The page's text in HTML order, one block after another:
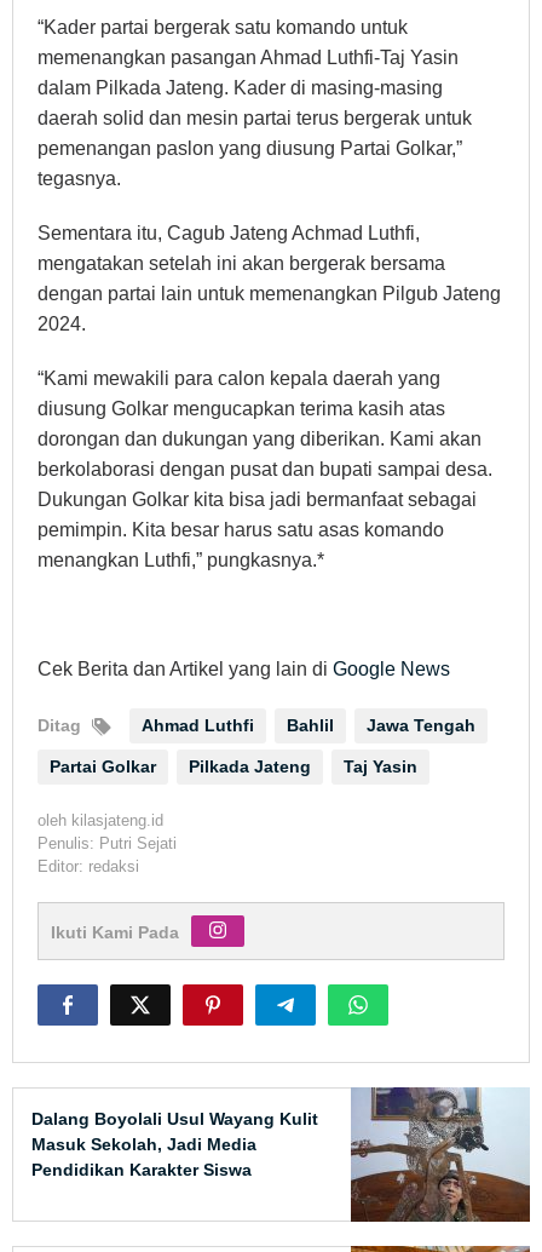
“Kader partai bergerak satu komando untuk
memenangkan pasangan Ahmad Luthfi-Taj Yasin
dalam Pilkada Jateng. Kader di masing-masing
daerah solid dan mesin partai terus bergerak untuk
pemenangan paslon yang diusung Partai Golkar,”
tegasnya.
Sementara itu, Cagub Jateng Achmad Luthfi,
mengatakan setelah ini akan bergerak bersama
dengan partai lain untuk memenangkan Pilgub Jateng
2024.
“Kami mewakili para calon kepala daerah yang
diusung Golkar mengucapkan terima kasih atas
dorongan dan dukungan yang diberikan. Kami akan
berkolaborasi dengan pusat dan bupati sampai desa.
Dukungan Golkar kita bisa jadi bermanfaat sebagai
pemimpin. Kita besar harus satu asas komando
menangkan Luthfi,” pungkasnya.*
Cek Berita dan Artikel yang lain di Google News
Ditag Ahmad Luthfi Bahlil Jawa Tengah
Partai Golkar Pilkada Jateng Taj Yasin
oleh kilasjateng.id
Penulis: Putri Sejati
Editor: redaksi
Ikuti Kami Pada
Dalang Boyolali Usul Wayang Kulit
Masuk Sekolah, Jadi Media
Pendidikan Karakter Siswa